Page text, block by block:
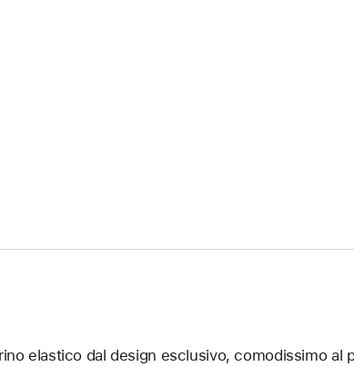
elastico dal design esclusivo, comodissimo al